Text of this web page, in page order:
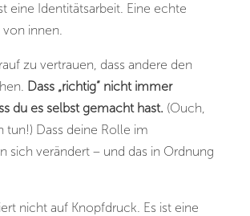
eine Identitätsarbeit. Eine echte
innen.
zu vertrauen, dass andere den
Dass „richtig“ nicht immer
du es selbst gemacht hast. (Ouch,
tun!) Dass deine Rolle im
sich verändert – und das in Ordnung
nicht auf Knopfdruck. Es ist eine